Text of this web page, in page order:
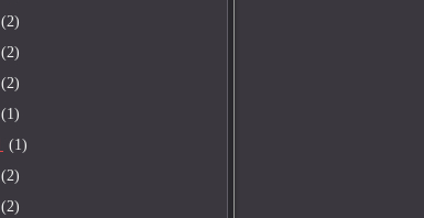
(2)
(2)
(2)
(1)
(1)
(2)
(2)